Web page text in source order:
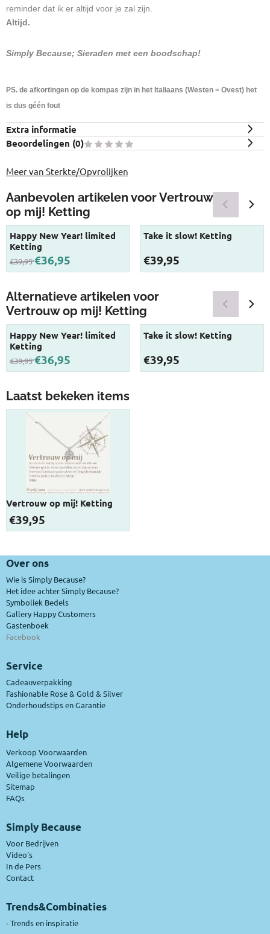
reminder dat ik er altijd voor je zal zijn.
Altijd.
Simply Because; Sieraden met een boodschap!
PS. de afkortingen op de kompas zijn in het Italiaans (Westen = Ovest) het
is dus géén fout
Extra informatie
Beoordelingen (0)
Meer van Sterkte/Opvrolijken
Aanbevolen artikelen voorVertrouw
op mij! Ketting
Happy New Year! limited
Ketting
Van 39,95 voor 36,95
€39,95€36,95
Take it slow! Ketting
Prijs: 39,95
€39,95
Alternatieve artikelen voor
Vertrouw op mij! Ketting
Happy New Year! limited
Ketting
Van 39,95 voor 36,95
€39,95€36,95
Take it slow! Ketting
Prijs: 39,95
€39,95
Laatst bekeken items
Vertrouw op mij! Ketting
€39,95
Over ons
Wie is Simply Because?
Het idee achter Simply Because?
Symboliek Bedels
Gallery Happy Customers
Gastenboek
Facebook
Service
Cadeauverpakking
Fashionable Rose & Gold & Silver
Onderhoudstips en Garantie
Help
Verkoop Voorwaarden
Algemene Voorwaarden
Veilige betalingen
Sitemap
FAQs
Simply Because
Voor Bedrijven
Video's
In de Pers
Contact
Trends&Combinaties
-Trends en inspiratie